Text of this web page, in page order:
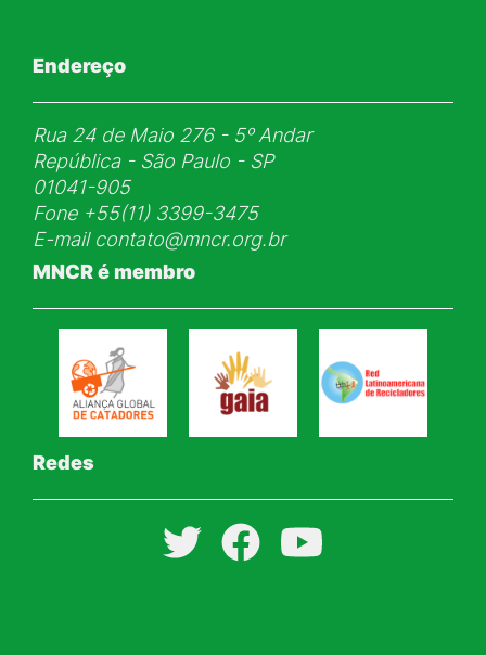
Endereço
Rua 24 de Maio 276 - 5ᵒ Andar
República - São Paulo - SP
01041-905
Fone+55(11) 3399-3475
E-mail contato@mncr.org.br
MNCR é membro
Redes